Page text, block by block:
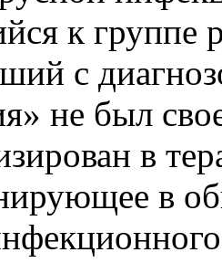
к группе
с
не был
в
в